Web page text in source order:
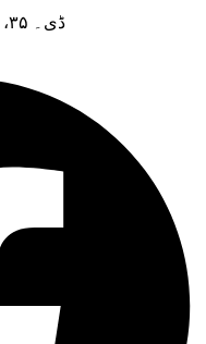
ڈی۔ ۳۵، بلاک۵، فیڈرل بی ایریا، کراچی۔ ۷۵۹۵۰